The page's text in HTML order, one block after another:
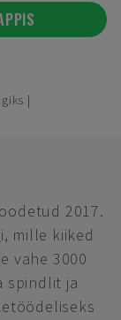
|
2017.
mille kiiked
vahe 3000
spindlit ja